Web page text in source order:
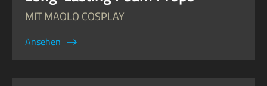
MIT MAOLO COSPLAY
Ansehen